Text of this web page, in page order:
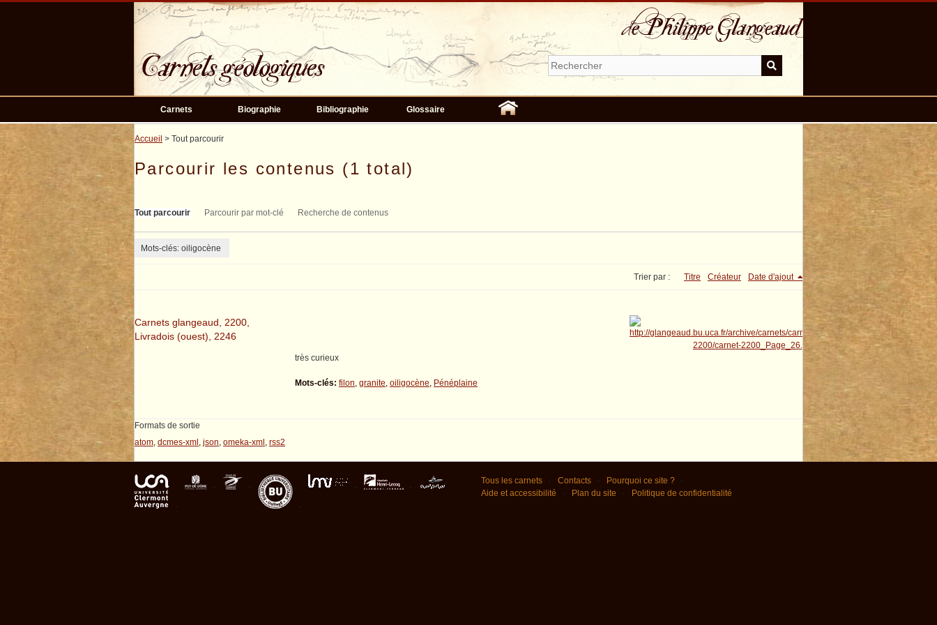
Carnets Biographie Bibliographie Glossaire
Accueil > Tout parcourir
Parcourir les contenus (1 total)
Tout parcourir Parcourir par mot-clé Recherche de contenus
Mots-clés: oiligocène
Trier par : Titre Créateur Date d'ajout
Carnets glangeaud, 2200,
Livradois (ouest), 2246
très curieux
Mots-clés: filon, granite, oiligocène, Pénéplaine
Formats de sortie
atom, dcmes-xml , json, omeka-xml , rss2
Tous les carnets Contacts
Pourquoi ce site ?
Aide et accessibilité
Plan du site Politique de confidentialité